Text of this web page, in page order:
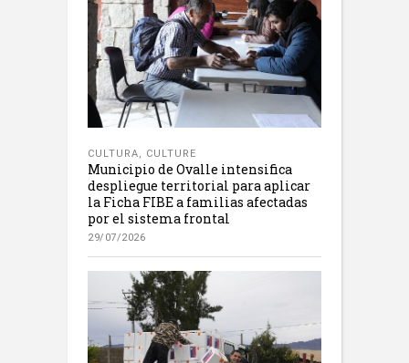
CULTURA, CULTURE
Municipio de Ovalle intensifica
despliegue territorial para aplicar
la Ficha FIBE a familias afectadas
por el sistema frontal
29/07/2026